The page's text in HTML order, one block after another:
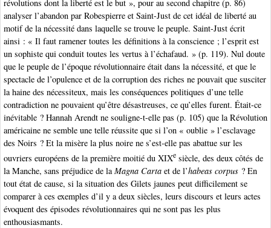
révolutions dont la liberté est le but », pour au second chapitre (p. 86)
analyser l’abandon par Robespierre et Saint-Just de cet idéal de liberté au
motif de la nécessité dans laquelle se trouve le peuple. Saint-Just écrit
ainsi : « Il faut ramener toutes les définitions à la conscience ; l’esprit est
un sophiste qui conduit toutes les vertus à l’échafaud. » (p. 119). Nul doute
que le peuple de l’époque révolutionnaire était dans la nécessité, et que le
spectacle de l’opulence et de la corruption des riches ne pouvait que susciter
la haine des nécessiteux, mais les conséquences politiques d’une telle
contradiction ne pouvaient qu’être désastreuses, ce qu’elles furent. Était-ce
inévitable ? Hannah Arendt ne souligne-t-elle pas (p. 105) que la Révolution
américaine ne semble une telle réussite que si l’on « oublie » l’esclavage
des Noirs ? Et la misère la plus noire ne s’est-elle pas abattue sur les
ouvriers européens de la première moitié du XIXe siècle, des deux côtés de
la Manche, sans préjudice de laMagna Carta et de l’habeas corpus ? En
tout état de cause, si la situation des Gilets jaunes peut difficilement se
comparer à ces exemples d’il y a deux siècles, leurs discours et leurs actes
évoquent des épisodes révolutionnaires qui ne sont pas les plus
enthousiasmants.